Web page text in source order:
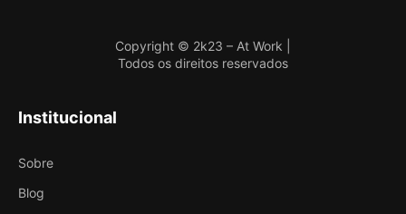
Copyright © 2k23 – At Work |
Todos os direitos reservados
Institucional
Sobre
Blog